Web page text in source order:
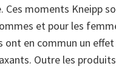
Ces moments Kneipp
et pour les
en commun un
Outre les